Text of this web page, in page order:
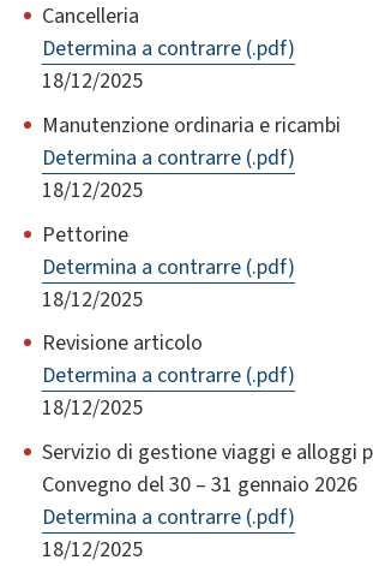
Cancelleria
Determina a contrarre (.pdf)
18/12/2025
Manutenzione ordinaria e ricambi
Determina a contrarre (.pdf)
18/12/2025
Pettorine
Determina a contrarre (.pdf)
18/12/2025
Revisione articolo
Determina a contrarre (.pdf)
18/12/2025
Servizio di gestione viaggi e alloggi
Convegno del 30 – 31 gennaio 2026
Determina a contrarre (.pdf)
18/12/2025